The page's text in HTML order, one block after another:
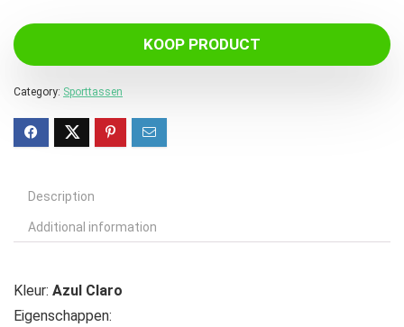
KOOP PRODUCT
Category: Sporttassen
Description
Additional information
Kleur: Azul Claro
Eigenschappen: